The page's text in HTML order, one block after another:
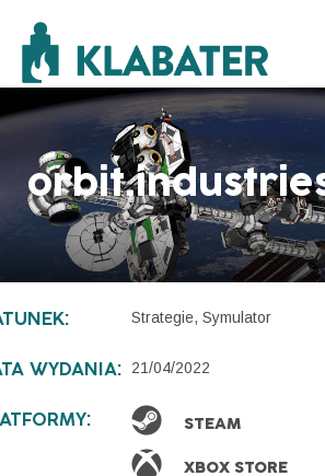
Strategie, Symulator
WYDANIA: 21/04/2022
STEAM
XBOX STORE